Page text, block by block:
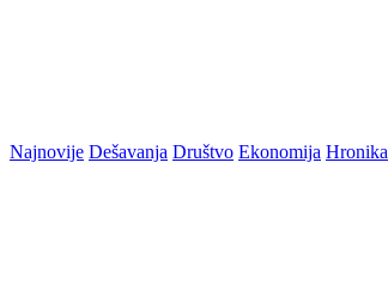
Najnovije Dešavanja Društvo Ekonomija Hronika